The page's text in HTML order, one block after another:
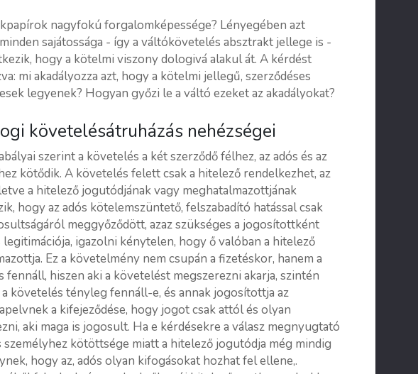
nagyfokú forgalomképessége? Lényegében azt
sajátossága - így a váltókövetelés absztrakt jellege is -
hogy a kötelmi viszony dologivá alakul át. A kérdést
mi akadályozza azt, hogy a kötelmi jellegű, szerződéses
legyenek? Hogyan győzi le a váltó ezeket az akadályokat?
nehézségei
szerint a követelés a két szerződő félhez, az adós és az
kötődik. A követelés felett csak a hitelező rendelkezhet, az
a hitelező jogutódjának vagy meghatalmazottjának
hogy az adós kötelemszüntető, felszabadító hatással csak
meggyőződött, azaz szükséges a jogosítottként
igazolni kénytelen, hogy ő valóban a hitelező
Ez a követelmény nem csupán a fizetéskor, hanem a
fennáll, hiszen aki a követelést megszerezni akarja, szintén
követelés tényleg fennáll-e, és annak jogosítottja az
a kifejeződése, hogy jogot csak attól és olyan
aki maga is jogosult. Ha e kérdésekre a válasz megnyugtató
kötöttsége miatt a hitelező jogutódja még mindig
hogy az, adós olyan kifogásokat hozhat fel ellene,.